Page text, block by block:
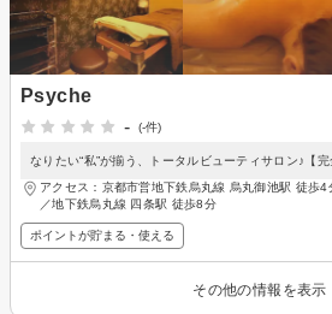
Psyche
-
(-件)
なりたい“私”が揃う、トータルビューティサロン♪【完
アクセス：京都市営地下鉄烏丸線 烏丸御池駅 徒歩
／地下鉄烏丸線 四条駅 徒歩8分
ポイントが貯まる・使える
その他の情報を表示